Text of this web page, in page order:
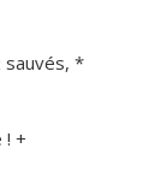
sauvés, *
! +